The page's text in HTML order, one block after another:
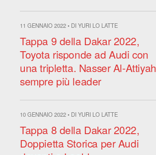
11 GENNAIO 2022 • DI YURI LO LATTE
Tappa 9 della Dakar 2022,
Toyota risponde ad Audi con
una tripletta. Nasser Al-Attiyah
sempre più leader
10 GENNAIO 2022 • DI YURI LO LATTE
Tappa 8 della Dakar 2022,
Doppietta Storica per Audi